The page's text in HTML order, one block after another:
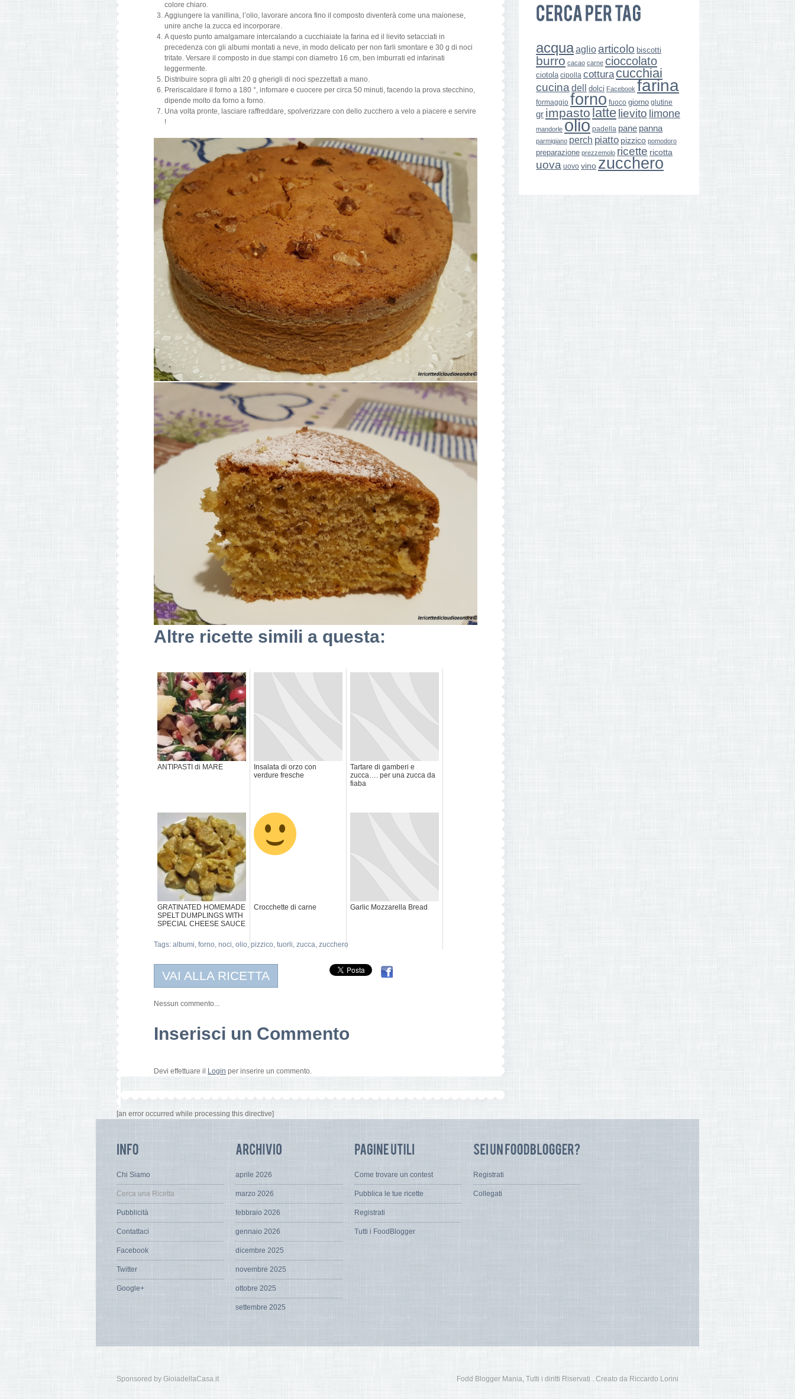
colore chiaro.
Aggiungere la vanillina, l’olio, lavorare ancora fino il composto diventerà come una maionese,
unire anche la zucca ed incorporare.
A questo punto amalgamare intercalando a cucchiaiate la farina ed il lievito setacciati in
precedenza con gli albumi montati a neve, in modo delicato per non farli smontare e 30 g di noci
tritate. Versare il composto in due stampi con diametro 16 cm, ben imburrati ed infarinati
leggermente.
Distribuire sopra gli altri 20 g gherigli di noci spezzettati a mano.
Preriscaldare il forno a 180 °, infornare e cuocere per circa 50 minuti, facendo la prova stecchino,
dipende molto da forno a forno.
Una volta pronte, lasciare raffreddare, spolverizzare con dello zucchero a velo a piacere e servire
!
Altre ricette simili a questa:
ANTIPASTI di MARE
Insalata di orzo con
verdure fresche
Tartare di gamberi e
zucca…. per una zucca da
fiaba
GRATINATED HOMEMADE
SPELT DUMPLINGS WITH
SPECIAL CHEESE SAUCE
Crocchette di carne Garlic Mozzarella Bread
Tags: albumi forno noci olio pizzico tuorli zucca zucchero
VAI ALLA RICETTA
Nessun commento...
Inserisci un Commento
Devi effettuare il Login per inserire un commento.
[an error occurred while processing this directive]
acquaaglio articolo biscotti
burro cacao carne cioccolato
ciotola cipolla cottura cucchiai
cucina dell dolci Facebook farina
formaggio forno fuoco giorno glutine
gr impasto latte lievito limone
mandorle olio padella pane panna
parmigiano perch piatto pizzico pomodoro
preparazione prezzemolo ricette ricotta
uova uovo vino zucchero
Chi Siamo
Cerca una Ricetta
Pubblicità
Contattaci
Facebook
Twitter
Google+
aprile 2026
marzo 2026
febbraio 2026
gennaio 2026
dicembre 2025
novembre 2025
ottobre 2025
settembre 2025
Come trovare un contest
Pubblica le tue ricette
Registrati
Tutti i FoodBlogger
Registrati
Collegati
Fodd Blogger Mania, Tutti i diritti Riservati . Creato da Riccardo Lorini
Sponsored by GioiadellaCasa.it